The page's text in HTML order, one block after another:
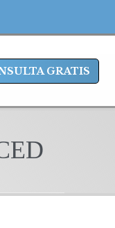
GRATIS